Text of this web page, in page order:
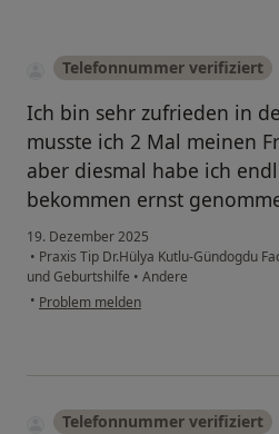
Telefonnummer verifiziert
Ich bin sehr zufrieden in
musste ich 2 Mal meinen
aber diesmal habe ich
bekommen ernst
19. Dezember 2025
• Praxis Tip Dr.Hülya Kutlu-Gündogdu
und Geburtshilfe • Andere
• Problem melden
Telefonnummer verifiziert